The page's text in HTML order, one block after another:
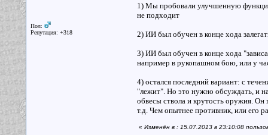
Пол:
Репутация: +318
1) Мы пробовали улучшенную
не подходит
2) ИИ был обучен в конце хода
3) ИИ был обучен в конце хода
например в рукопашном бою, или у
4) остался последний вариант: с
"лежит". Но это нужно обсуждать, и
обвесы ствола и крутость оружия. Он
т.д. Чем опытнее противник, или его
« Изменён в : 15.07.2013 в 23:10:08